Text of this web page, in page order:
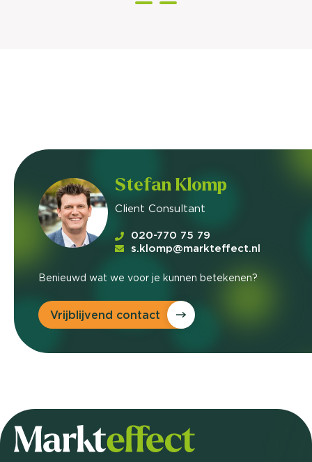
Stefan Klomp
Client Consultant
020-770 75 79
s.klomp@markteffect.nl
Benieuwd wat we voor je kunnen betekenen?
Vrijblijvend contact